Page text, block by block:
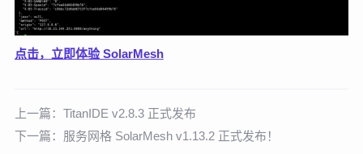
点击，立即体验 SolarMesh
上一篇： TitanIDE v2.8.3 正式发布
下一篇： 服务网格 SolarMesh v1.13.2 正式发布！